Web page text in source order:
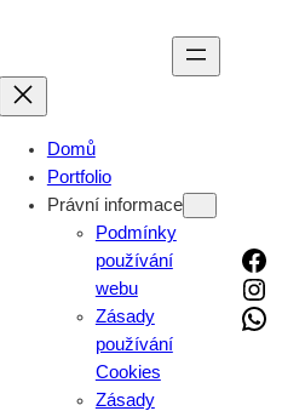
Domů
Portfolio
Právní informace
Podmínky
používání
webu
Zásady
používání
Cookies
Zásady